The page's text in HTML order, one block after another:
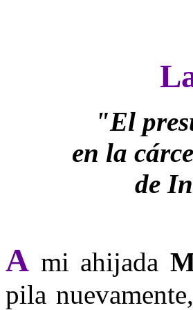
"El
en la
de
A mi ahijada
pila